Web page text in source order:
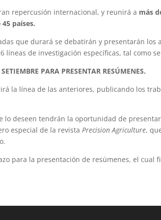
repercusión internacional, y reunirá a más
países.
que durará se debatirán y presentarán los
líneas de investigación específicas, tal como
PARA PRESENTAR RESÚMENES.
la línea de las anteriores, publicando los
lo deseen tendrán la oportunidad de
especial de la revista Precision Agriculture,
para la presentación de resúmenes, el cual